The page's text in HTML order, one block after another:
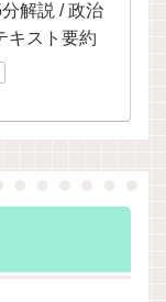
解説 / 政治
キスト要約